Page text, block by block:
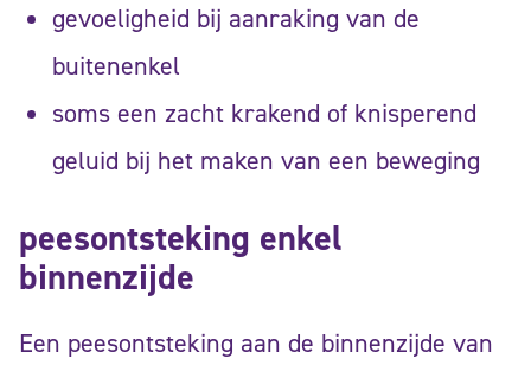
gevoeligheid bij aanraking van de
buitenenkel
soms een zacht krakend of knisperend
geluid bij het maken van een beweging
peesontsteking enkel
binnenzijde
Een peesontsteking aan de binnenzijde van